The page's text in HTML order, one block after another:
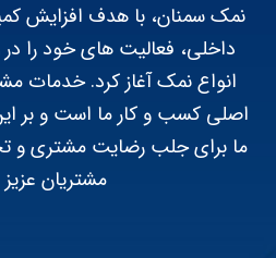
نمک سمنان، با هدف افزایش
داخلی، فعالیت های خود را
انواع نمک آغاز کرد. خدمات
اصلی کسب و کار ما است و بر
ما برای جلب رضایت مشتری و
مشتریان